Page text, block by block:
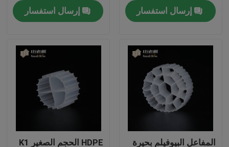
اتصل بنا
مدونة
اطلب اقتباس
الوسائط المرشحة MBBR
MBBR بيو ميديا
إرسال استفسار
إرسال استفسار
المفاعل البيوفيلم بحيرة HDPE الحجم الصغير K1